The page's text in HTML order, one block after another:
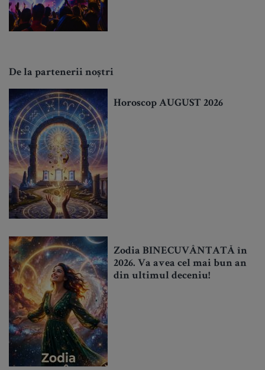
De la partenerii noștri
Horoscop AUGUST 2026
Zodia BINECUVÂNTATĂ în
2026. Va avea cel mai bun an
din ultimul deceniu!